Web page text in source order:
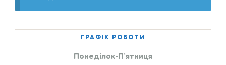
ГРАФІК РОБОТИ
Понеділок-П’ятниця